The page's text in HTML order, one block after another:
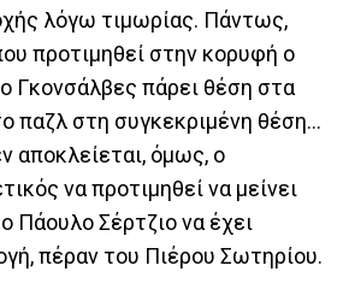
λόγω τιμωρίας. Πάντως,
προτιμηθεί στην κορυφή ο
Γκονσάλβες πάρει θέση στα
παζλ στη συγκεκριμένη θέση...
αποκλείεται, όμως, ο
να προτιμηθεί να μείνει
Πάουλο Σέρτζιο να έχει
πέραν του Πιέρου Σωτηρίου.